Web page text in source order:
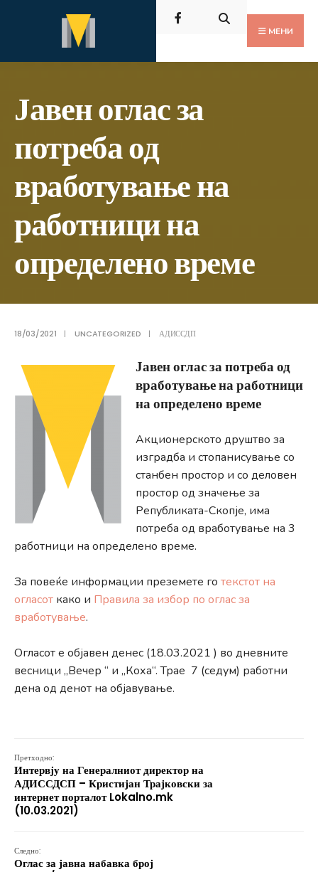
содржината
МЕНИ
Јавен оглас за
потреба од
вработување на
работници на
определено време
18/03/2021 | UNCATEGORIZED | АДИССДП
Јавен оглас за потреба од
вработување на работници
на определено време
Акционерското друштво за
изградба и стопанисување со
станбен простор и со деловен
простор од значење за
Републиката-Скопје, има
потреба од вработување на 3
работници на определено време.
За повеќе информации преземете го текстот на
огласот како и Правила за избор по оглас за
вработување.
Огласот е објавен денес (18.03.2021 ) во дневните
весници „Вечер “ и „Коха“. Трае 7 (седум) работни
дена од денот на објавување.
Претходно:
Интервју на Генералниот директор на
АДИССДСП – Кристијан Трајковски за
интернет порталот Lokalno.mk
(10.03.2021)
Следно:
Оглас за јавна набавка број